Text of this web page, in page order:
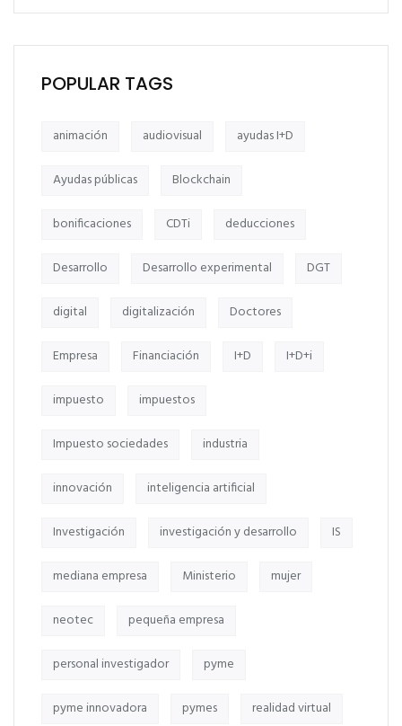
POPULAR TAGS
animación audiovisual ayudas I+D
Ayudas públicas Blockchain
bonificaciones CDTi deducciones
Desarrollo Desarrollo experimental DGT
digital digitalización Doctores
Empresa Financiación I+D I+D+i
impuesto impuestos
Impuesto sociedades industria
innovación inteligencia artificial
Investigación investigación y desarrollo IS
mediana empresa Ministerio mujer
neotec pequeña empresa
personal investigador pyme
pyme innovadora pymes realidad virtual